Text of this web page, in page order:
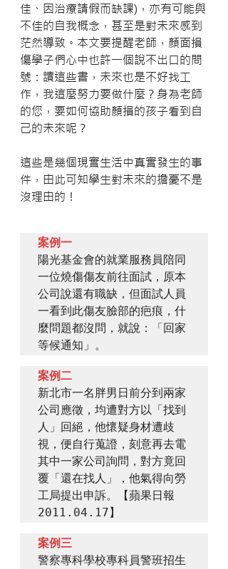
佳、因治療請假而缺課)，亦有可能與
不佳的自我概念，甚至是對未來感到
茫然導致。本文要提醒老師，顏面損
傷學子們心中也許一個說不出口的問
號：讀這些書，未來也是不好找工
作，我這麼努力要做什麼？身為老師
的您，要如何協助顏損的孩子看到自
己的未來呢？
這些是幾個現實生活中真實發生的事
件，由此可知學生對未來的擔憂不是
沒理由的！
案例一
陽光基金會的就業服務員陪同
一位燒傷傷友前往面試，原本
公司說還有職缺，但面試人員
一看到此傷友臉部的疤痕，什
麼問題都沒問，就說：「回家
案例二
新北市一名胖男日前分到兩家
公司應徵，均遭對方以「找到
人」回絕，他懷疑身材遭歧
視，便自行蒐證，刻意再去電
其中一家公司詢問，對方竟回
覆「還在找人」，他氣得向勞
工局提出申訴。【蘋果日報
2011.04.17】
案例三
警察專科學校專科員警班招生